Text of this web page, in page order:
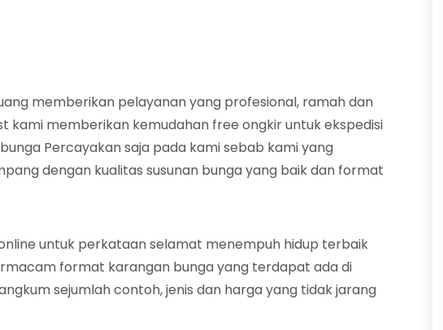
memberikan pelayanan yang profesional, ramah dan
kami memberikan kemudahan free ongkir untuk ekspedisi
Percayakan saja pada kami sebab kami yang
dengan kualitas susunan bunga yang baik dan format
untuk perkataan selamat menempuh hidup terbaik
format karangan bunga yang terdapat ada di
sejumlah contoh, jenis dan harga yang tidak jarang